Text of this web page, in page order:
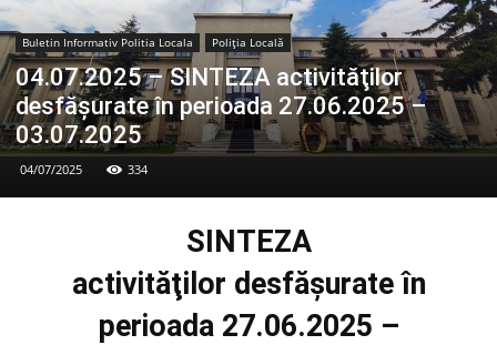
Buletin Informativ Politia Locala Poliția Locală
04.07.2025 – SINTEZA activităţilor
desfăşurate în perioada 27.06.2025 –
03.07.2025
04/07/2025 334
SINTEZA
activităţilor desfăşurate în
perioada 27.06.2025 –